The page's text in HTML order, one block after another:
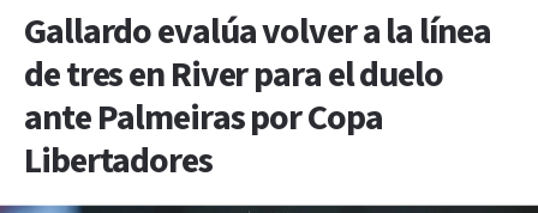
Gallardo evalúa volver a la línea
de tres en River para el duelo
ante Palmeiras por Copa
Libertadores